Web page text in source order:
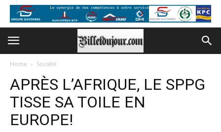
Home Société
APRÈS L’AFRIQUE, LE SPPG
TISSE SA TOILE EN
EUROPE!